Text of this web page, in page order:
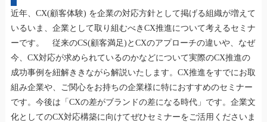
近年、CX(顧客体験) を企業の対応方針として掲げる組織が増えて
いるいま、 企業として取り組むべきCX推進について考えるセミナ
ーです。 従来のCS(顧客満足)とCXのアプローチの違いや、なぜ
今、 CX対応が求められているのかなどについて実際のCX推進の
成功事例を紐解ききながら解説いたします。 CX推進をすでにお取
組み企業や、 ご関心をお持ちの企業様に特におすすめのセミナー
です。今後は「 CXの差がブランドの差になる時代」です。 企業文
化としてのCX対応構築に向けてぜひセミナーをご活用くださいま